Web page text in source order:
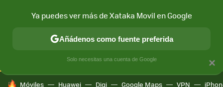
CONECTIVIDAD MÓVIL Y SOCIEDAD APLICACIONES
HOY SE HABLA DE
Móviles Huawei Digi Google Maps VPN
×
Ya puedes ver más de Xataka Movil en Google
Añádenos como fuente preferida
Solo necesitas una cuenta de Google